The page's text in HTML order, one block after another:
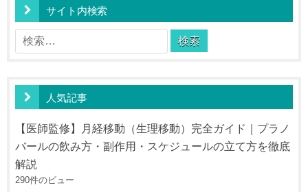
ー
シ
ョ
サイト内検索
検
索:
人気記事
【医師監修】月経移動（生理移動）完全ガイド｜プラノ
バールの飲み方・副作用・スケジュールの立て方を徹底
解説
290件のビュー